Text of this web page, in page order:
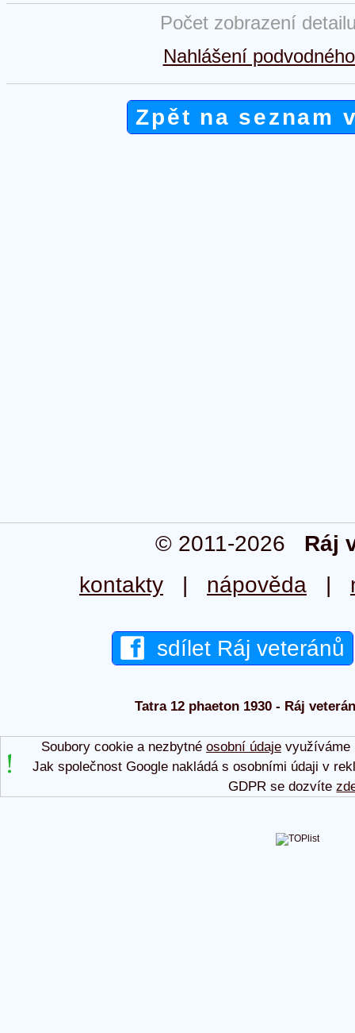
Počet zobrazení
Nahlášení
Zpět na seznam
© 2011-2026 Ráj
kontakty | nápověda |
sdílet Ráj veteránů
Tatra 12 phaeton 1930 - Ráj
Soubory cookie a nezbytné osobní údajevyužíváme
Jak společnost Google nakládá s osobními údaji v
GDPR se dozvíte